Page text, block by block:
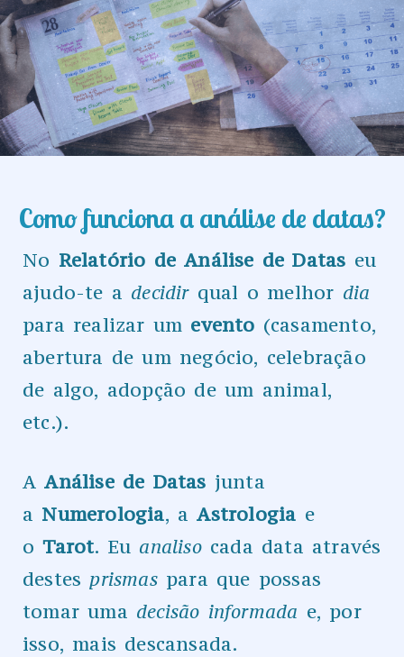
Como funciona a análise de datas?​
No Relatório de Análise de Datas eu
ajudo-te a decidir qual o melhor dia
para realizar um evento (casamento,
abertura de um negócio, celebração
de algo, adopção de um animal,
etc.).
AAnálise de Datas junta
a Numerologia, aAstrologia e
oTarot. Eu analiso cada data através
destes prismas para que possas
tomar uma decisão informada e, por
isso, mais descansada.